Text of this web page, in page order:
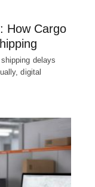
How Cargo
delays
digital